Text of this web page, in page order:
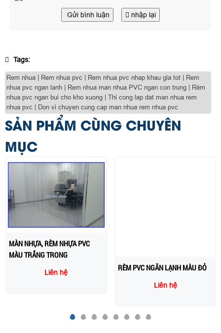
Gửi bình luận nhập lại
Tags:
Rem nhua | Rem nhua pvc | Rem nhua pvc nhap khau gia tot | Rem
nhua pvc ngan lanh | Rem nhua man nhua PVC ngan con trung | Rèm
nhua pvc ngan bui cho kho xuong | Thi cong lap dat man nhua rem
nhua pvc | Don vi chuyen cung cap man nhua rem nhua pvc
SẢN PHẨM CÙNG CHUYÊN
MỤC
MÀN NHỰA, RÈM NHỰA PVC
MÀU TRẮNG TRONG
Liên hệ